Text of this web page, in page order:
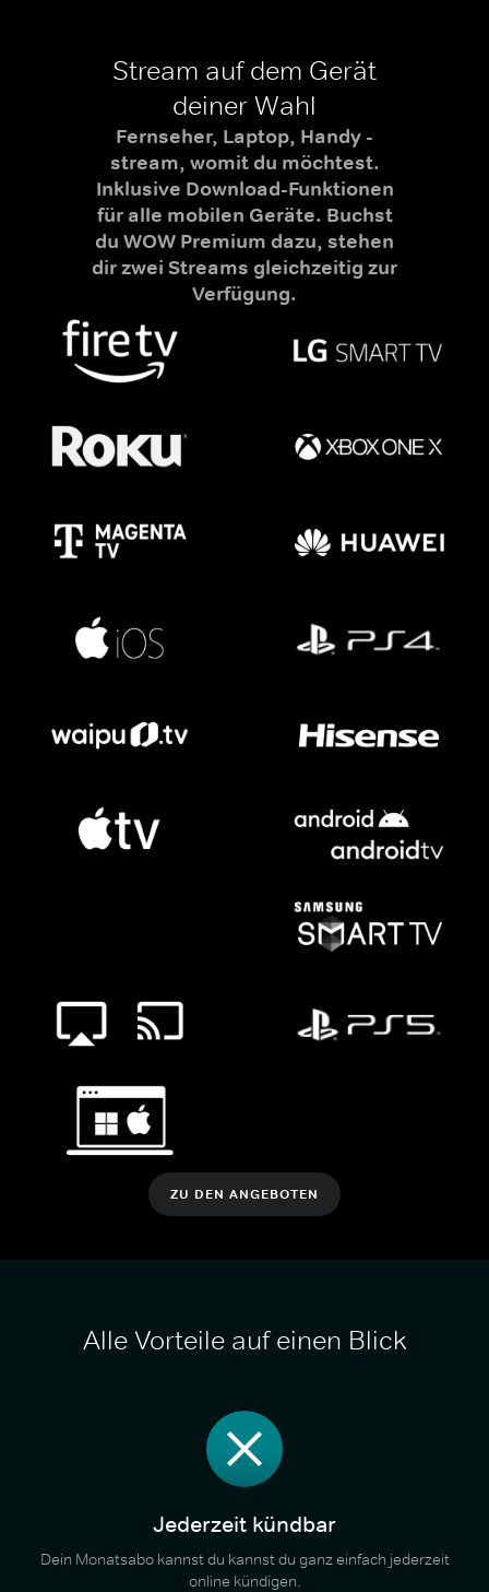
Stream auf dem Gerät
deiner Wahl
Fernseher, Laptop, Handy -
stream, womit du möchtest.
Inklusive Download-Funktionen
für alle mobilen Geräte. Buchst
du WOW Premium dazu, stehen
dir zwei Streams gleichzeitig zur
Verfügung.
ZU DEN ANGEBOTEN
Alle Vorteile auf einen Blick
Jederzeit kündbar
Dein Monatsabo kannst du kannst du ganz einfach jederzeit
online kündigen.